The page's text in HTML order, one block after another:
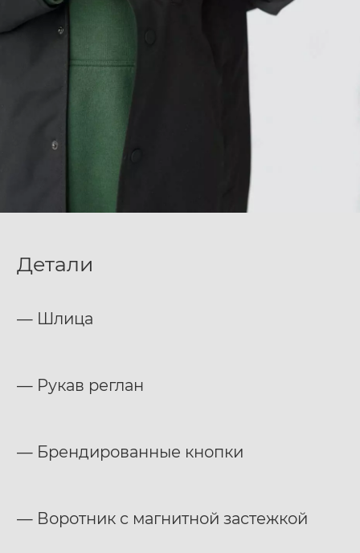
Детали
— Шлица
— Рукав реглан
— Брендированные кнопки
— Воротник с магнитной застежкой